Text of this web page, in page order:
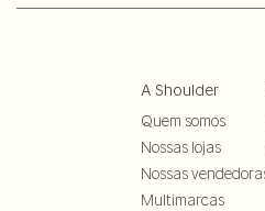
A Shoulder
Quem somos
Nossas lojas
Nossas
Multimarcas